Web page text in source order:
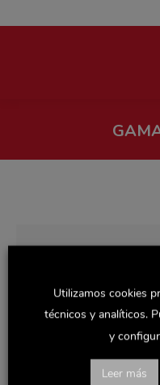
Utilizamos cookies
técnicos y analíticos.
y
Leer más